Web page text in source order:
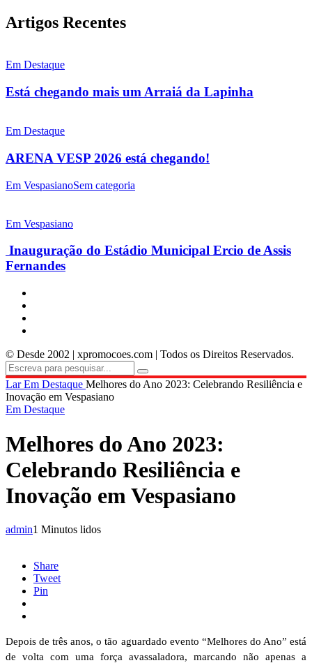
Artigos Recentes
Em Destaque
Está chegando mais um Arraiá da Lapinha
Em Destaque
ARENA VESP 2026 está chegando!
Em VespasianoSem categoria
Em Vespasiano
Inauguração do Estádio Municipal Ercio de Assis
Fernandes
© Desde 2002 | xpromocoes.com | Todos os Direitos Reservados.
LarEm Destaque Melhores do Ano 2023: Celebrando Resiliência e
Inovação em Vespasiano
Em Destaque
Melhores do Ano 2023:
Celebrando Resiliência e
Inovação em Vespasiano
admin1 Minutos lidos
Share
Tweet
Pin
Depois de três anos, o tão aguardado evento “Melhores do Ano” está
de volta com uma força avassaladora, marcando não apenas a